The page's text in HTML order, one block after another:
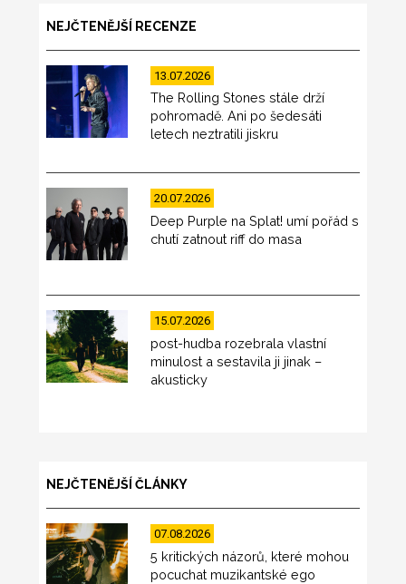
NEJČTENĚJŠÍ RECENZE
13.07.2026
The Rolling Stones stále drží
pohromadě. Ani po šedesáti
letech neztratili jiskru
20.07.2026
Deep Purple na Splat! umí pořád s
chutí zatnout riff do masa
15.07.2026
post-hudba rozebrala vlastní
minulost a sestavila ji jinak –
akusticky
NEJČTENĚJŠÍ ČLÁNKY
07.08.2026
5 kritických názorů, které mohou
pocuchat muzikantské ego